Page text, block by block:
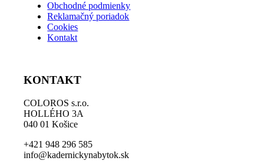
Obchodné podmienky
Reklamačný poriadok
Cookies
Kontakt
KONTAKT
COLOROS s.r.o.
HOLLÉHO 3A
040 01 Košice
+421 948 296 585
info@kadernickynabytok.sk